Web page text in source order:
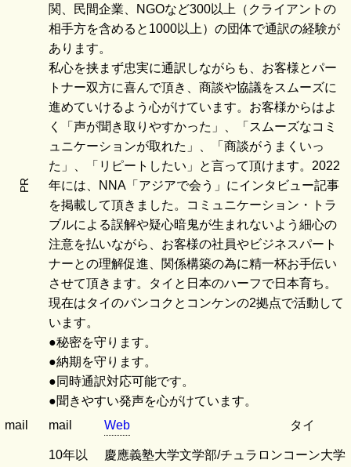
PR
関、民間企業、NGOなど300以上（クライアントの
相手方を含めると1000以上）の団体で通訳の経験が
あります。
私心を挟まず忠実に通訳しながらも、お客様とパー
トナー双方に喜んで頂き、商談や協議をスムーズに
進めていけるよう心がけています。お客様からはよ
く「声が聞き取りやすかった」、「スムーズなコミ
ュニケーションが取れた」、「商談がうまくいっ
た」、「リピートしたい」と言って頂けます。2022
年には、NNA「アジアで会う」にインタビュー記事
を掲載して頂きました。コミュニケーション・トラ
ブルによる誤解や疑心暗鬼が生まれないよう細心の
注意を払いながら、お客様の社員やビジネスパート
ナーとの理解促進、関係構築の為に精一杯お手伝い
させて頂きます。タイと日本のハーフで日本育ち。
現在はタイのバンコクとコンケンの2拠点で活動して
います。
●秘密を守ります。
●納期を守ります。
●同時通訳対応可能です。
●聞きやすい発声を心がけています。
mail
mail Web タイ
10年以
慶應義塾大学文学部/チュラロンコーン大学